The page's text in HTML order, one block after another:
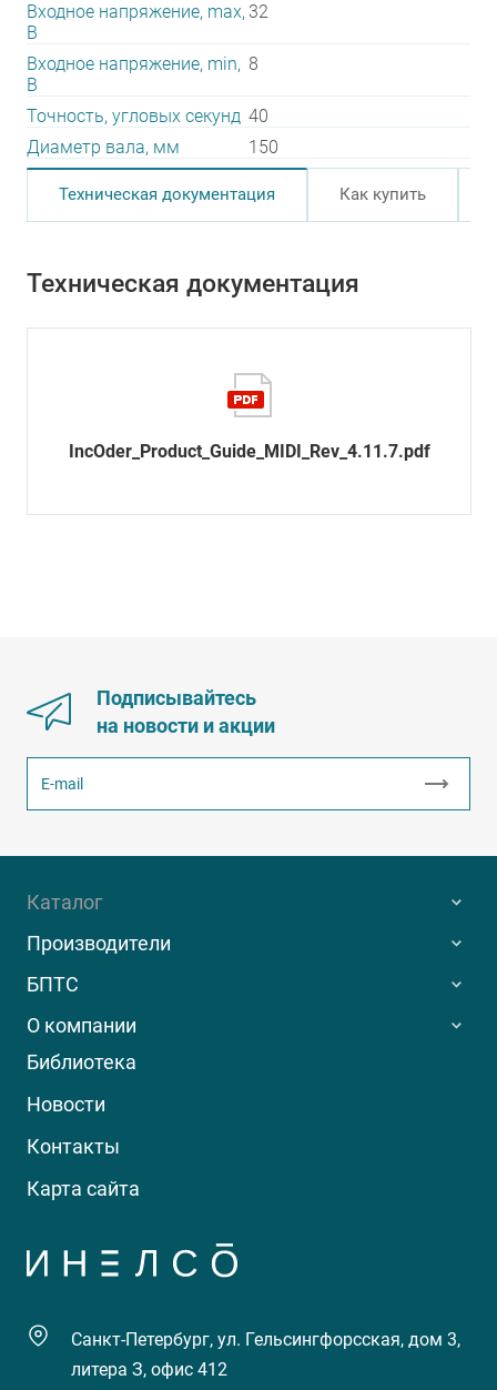
Входное напряжение, max,
В
32
Входное напряжение, min,
В
8
Точность, угловых секунд 40
Диаметр вала, мм
150
Техническая документация Как купить
Техническая документация
IncOder_Product_Guide_MIDI_Rev_4.11.7.pdf
Подписывайтесь
на новости и акции
Каталог
Производители
БПТС
О компании
Библиотека
Новости
Контакты
Карта сайта
Санкт-Петербург, ул. Гельсингфорсская, дом 3,
литера З, офис 412